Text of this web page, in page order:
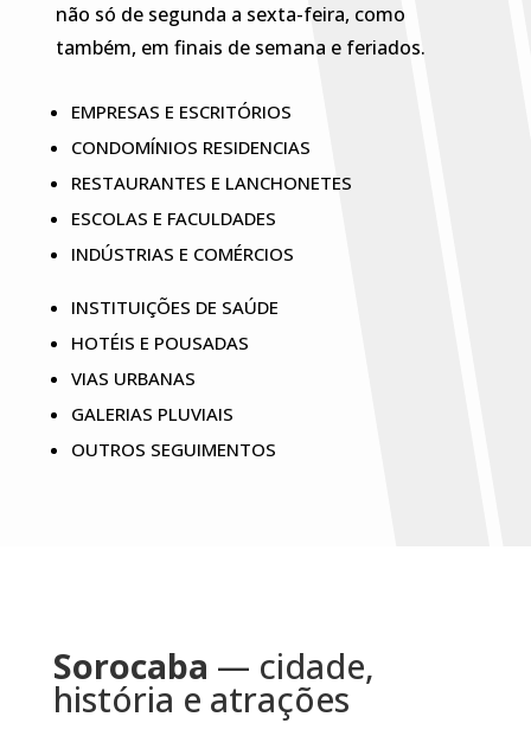
não só de segunda a sexta-feira, como
também, em finais de semana e feriados.
EMPRESAS E ESCRITÓRIOS
CONDOMÍNIOS RESIDENCIAS
RESTAURANTES E LANCHONETES
ESCOLAS E FACULDADES
INDÚSTRIAS E COMÉRCIOS
INSTITUIÇÕES DE SAÚDE
HOTÉIS E POUSADAS
VIAS URBANAS
GALERIAS PLUVIAIS
OUTROS SEGUIMENTOS
Sorocaba — cidade,
história e atrações